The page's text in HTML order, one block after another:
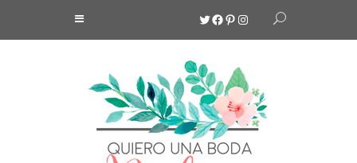
Twitter
Facebook
Pinterest
Instagram